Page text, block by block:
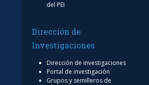
del PEI
Dirección de
Investigaciones
Dirección de investigaciones
Portal de investigación
Grupos y semilleros de